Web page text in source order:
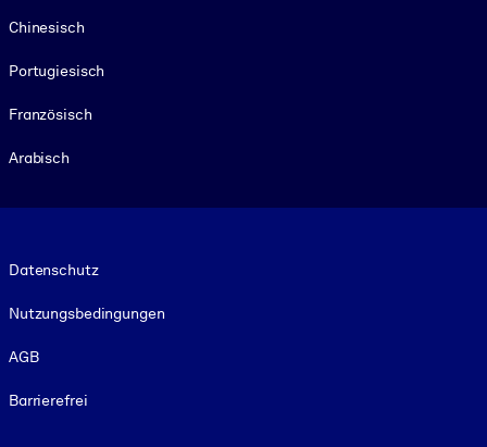
Chinesisch
Portugiesisch
Französisch
Arabisch
Datenschutz
Nutzungsbedingungen
AGB
Barrierefrei